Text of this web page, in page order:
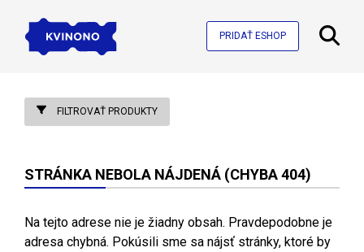
PRIDAŤ ESHOP
FILTROVAŤ PRODUKTY
STRÁNKA NEBOLA NÁJDENÁ (CHYBA 404)
Na tejto adrese nie je žiadny obsah. Pravdepodobne je
adresa chybná. Pokúsili sme sa nájsť stránky, ktoré by